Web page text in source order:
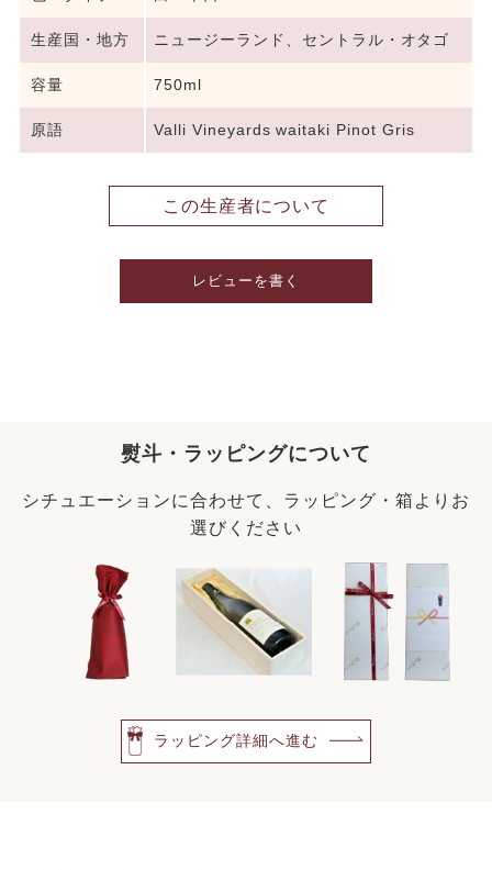
生産国・地方 ニュージーランド、セントラル・オタゴ
容量 750ml
原語 Valli Vineyards waitaki Pinot Gris
この生産者について
レビューを書く
熨斗・ラッピングについて
シチュエーションに合わせて、ラッピング・箱よりお
選びください
ラッピング詳細へ進む